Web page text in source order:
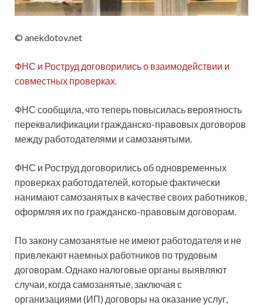
© anekdotov.net
ФНС и Роструд договорились о взаимодействии и
совместных проверках.
ФНС сообщила, что теперь повысилась вероятность
переквалификации гражданско-правовых договоров
между работодателями и самозанятыми.
ФНС и Роструд договорились об одновременных
проверках работодателей, которые фактически
нанимают самозанятых в качестве своих работников,
оформляя их по гражданско-правовым договорам.
По закону самозанятые не имеют работодателя и не
привлекают наемных работников по трудовым
договорам. Однако налоговые органы выявляют
случаи, когда самозанятые, заключая с
организациями (ИП) договоры на оказание услуг,